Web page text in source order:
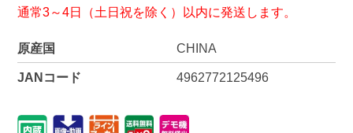
通常3～4日（土日祝を除く）以内に発送します。
原産国 CHINA
JANコード 4962772125496